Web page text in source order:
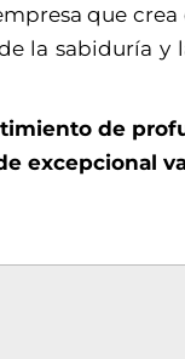
que
la sabiduría y
de
excepcional